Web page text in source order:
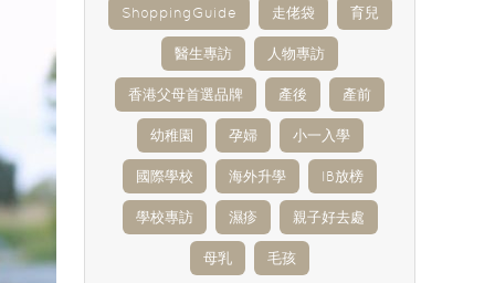
ShoppingGuide 走佬袋 育兒
醫生專訪 人物專訪
香港父母首選品牌 產後 產前
幼稚園 孕婦 小一入學
國際學校 海外升學 IB放榜
學校專訪 濕疹 親子好去處
母乳 毛孩